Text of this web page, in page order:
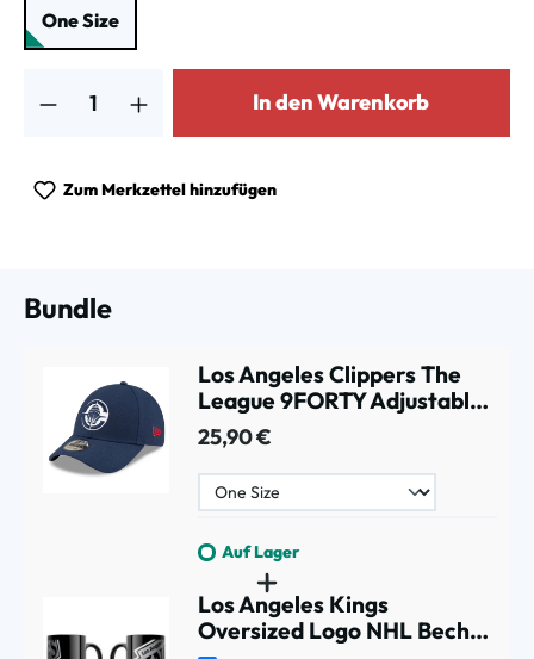
One Size
In den Warenkorb
Zum Merkzettel hinzufügen
Bundle
Los Angeles Clippers The
League 9FORTY Adjustable
NBA Cap Navy
25,90 €
Auf Lager
Los Angeles Kings
Oversized Logo NHL Becher